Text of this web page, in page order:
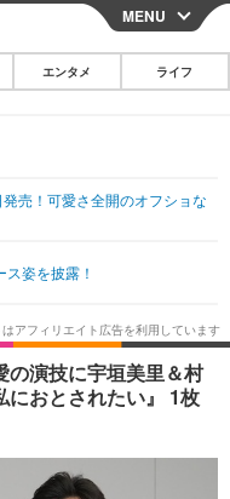
CLOSE
その他
映画・ドラマ
韓国・芸能
スポーツ
その他
グルメ
ショッピング
MENU
エンタメ ライフ
売！可愛さ全開のオフショな
姿を披露！
の演技に宇垣美里＆村
おとされたい』 1枚